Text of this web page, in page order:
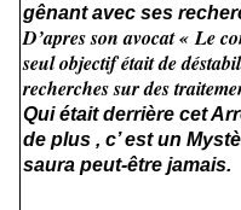
gênant avec ses
D’apres son avocat « Le
seul objectif était de
recherches sur des
Qui était derrière cet
de plus , c’ est un
saura peut-être jamais.